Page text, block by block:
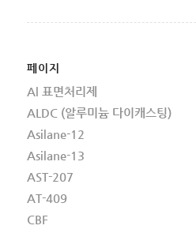
페이지
Al 표면처리제
ALDC (알루미늄 다이캐스팅)
Asilane-12
Asilane-13
AST-207
AT-409
CBF